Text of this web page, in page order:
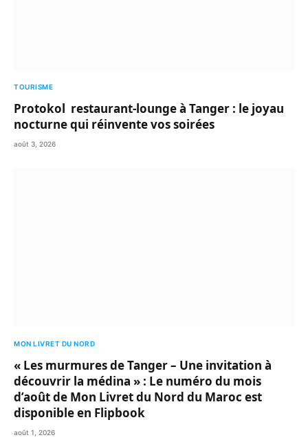
TOURISME
Protokol restaurant-lounge à Tanger : le joyau
nocturne qui réinvente vos soirées
août 3, 2026
MON LIVRET DU NORD
« Les murmures de Tanger – Une invitation à
découvrir la médina » : Le numéro du mois
d’août de Mon Livret du Nord du Maroc est
disponible en Flipbook
août 1, 2026